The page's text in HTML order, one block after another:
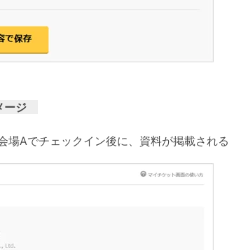
ージ
場Aでチェックイン後に、資料が掲載される